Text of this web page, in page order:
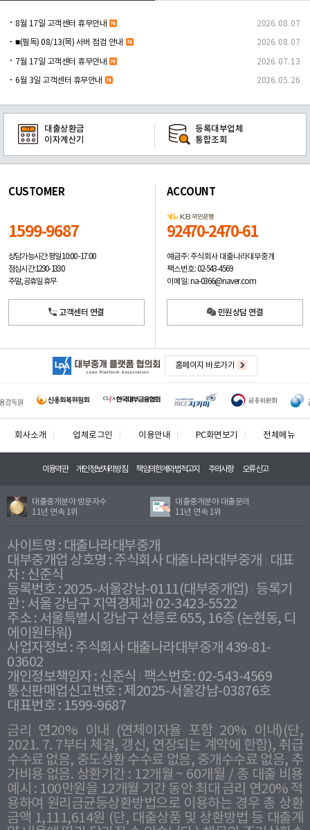
8월 17일 고객센터 휴무안내 2026. 08. 07
■(필독) 08/13(목) 서버 점검 안내 2026. 08. 07
7월 17일 고객센터 휴무안내 2026. 07. 13
6월 3일 고객센터 휴무안내 2026. 05. 26
대출상환금
이자계산기
등록대부업체
통합조회
CUSTOMER
1599-9687
상담가능시간: 평일10:00 -17:00
점심시간: 12:30 - 13:30
주말, 공휴일 휴무
고객센터 연결
ACCOUNT
92470-2470-61
예금주: 주식회사 대출나라대부중개
팩스번호: 02-543-4569
이메일: na-0366@naver.com
민원상담 연결
홈페이지 바로가기
회사소개 업체로그인 이용안내 PC화면보기 전체메뉴
이용약관 개인정보처리방침 책임의한계와법적고지 주의사항 오류신고
대출중개분야 방문자수
11년 연속 1위
대출중개분야 대출문의
11년 연속 1위
사이트명 : 대출나라대부중개
대부중개업 상호명 : 주식회사 대출나라대부중개
대표
자 : 신준식
등록번호 : 2025-서울강남-0111(대부중개업) 등록기
관 : 서울 강남구 지역경제과 02-3423-5522
주소 : 서울특별시 강남구 선릉로 655, 16층 (논현동, 디
에이원타워)
사업자정보 : 주식회사 대출나라대부중개 439-81-
03602
개인정보책임자 : 신준식
팩스번호: 02-543-4569
통신판매업신고번호 : 제2025-서울강남-03876호
대표번호 : 1599-9687
금리 연20% 이내 (연체이자율 포함 20% 이내)(단,
2021. 7. 7부터 체결, 갱신, 연장되는 계약에 한함), 취급
수수료 없음, 중도상환 수수료 없음, 중개수수료 없음, 추
가비용 없음. 상환기간 : 12개월 ~ 60개월 / 총 대출 비용
예시 : 100만원을 12개월 기간 동안 최대 금리 연20% 적
용하여 원리금균등상환방법으로 이용하는 경우 총 상환
금액 1,111,614원 (단, 대출상품 및 상환방법 등 대출계